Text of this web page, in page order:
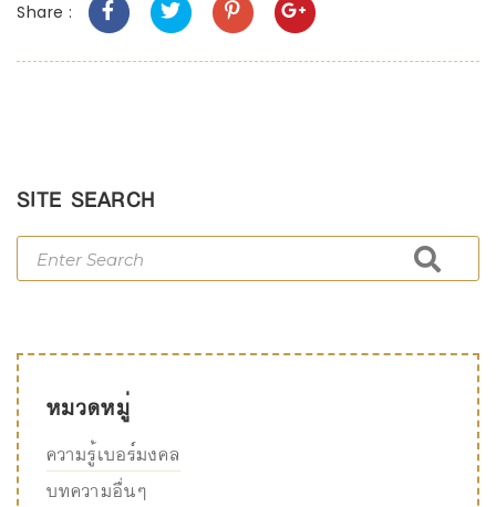
Share :
SITE SEARCH
หมวดหมู่
ความรู้เบอร์มงคล
บทความอื่นๆ